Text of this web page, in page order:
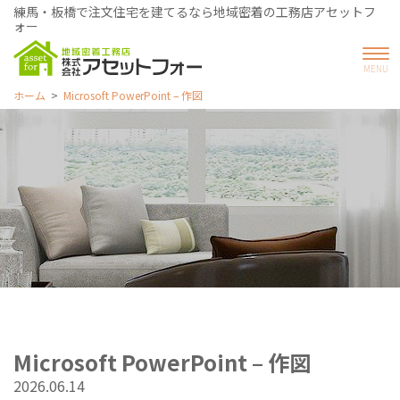
練馬・板橋で注文住宅を建てるなら地域密着の工務店アセットフ
ォー
ホーム Microsoft PowerPoint – 作図
Microsoft PowerPoint – 作図
2026.06.14